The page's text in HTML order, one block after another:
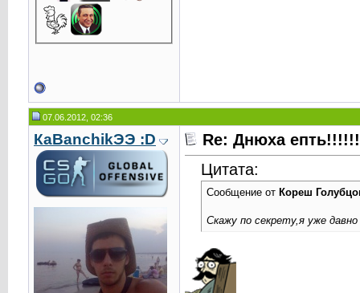
07.06.2012, 02:36
КаВаnchikЭЭ :D
Re: Днюха
Цитата:
Сообщение от Кореш
Скажу по секрету,я уже